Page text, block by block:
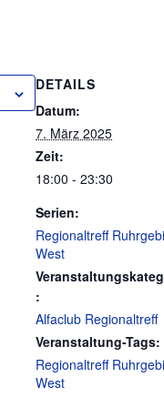
DETAILS
Datum:
7. März 2025
Zeit:
18:00 - 23:30
Serien:
Regionaltreff
West
:
Alfaclub Regionaltreff
Veranstaltung-Tags:
Regionaltreff
West